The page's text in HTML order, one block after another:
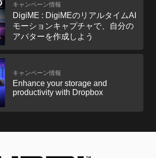
キャンペーン情報
DigiME : DigiMEのリアルタイムAI
モーションキャプチャで、自分の
アバターを作成しよう
キャンペーン情報
Enhance your storage and
productivity with Dropbox